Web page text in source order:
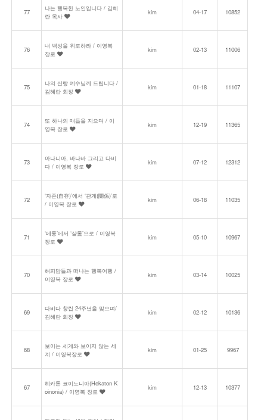
77
나는 행복한 노인입니다 / 김혜
란 목사
kim 04-17 10852
76
내 백성을 위로하라 / 이영복
장로
kim 02-13 11006
75
나의 신랑 예수님께 드립니다 /
김혜란 회장
kim 01-18 11107
74
또 하나의 매듭을 지으며 / 이
영복 장로
kim 12-19 11365
73
아나니아, 바나바 그리고 다비
다 / 이영복 장로
kim 07-12 12312
72
‘자존(自存)’에서 ‘관계(關係)’로
/ 이영복 장로
kim 06-18 11035
71
‘메롱’에서 ‘샬롬’으로 / 이영복
장로
kim 05-10 10967
70
해피맘들과 떠나는 행복여행 /
이영복 장로
kim 03-14 10025
69
다비다 창립 24주년을 맞으며/
김혜란 회장
kim 02-12 10136
68
보이는 세계와 보이지 않는 세
계 / 이영복장로
kim 01-25 9967
67
헤카톤 코이노니아(Hekaton K
oinonia) / 이영복 장로
kim 12-13 10377